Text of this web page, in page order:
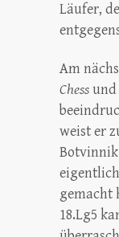
Läufer,
Am
Chess
weist er
gemacht
18.Lg5